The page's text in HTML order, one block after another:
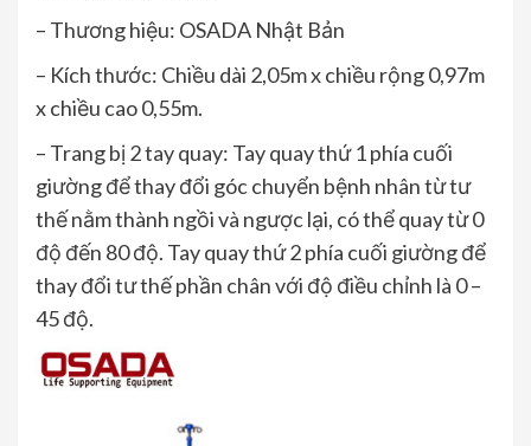
– Thương hiệu: OSADA Nhật Bản
– Kích thước: Chiều dài 2,05m x chiều rộng 0,97m
x chiều cao 0,55m.
– Trang bị 2 tay quay: Tay quay thứ 1 phía cuối
giường để thay đổi góc chuyển bệnh nhân từ tư
thế nằm thành ngồi và ngược lại, có thể quay từ 0
độ đến 80 độ. Tay quay thứ 2 phía cuối giường để
thay đổi tư thế phần chân với độ điều chỉnh là 0 –
45 độ.